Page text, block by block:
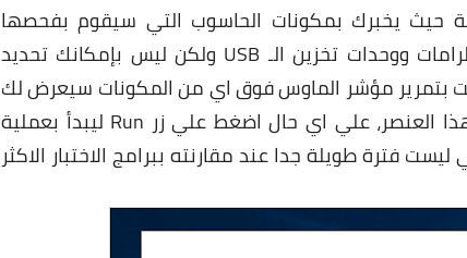
حيث يخبرك بمكونات الحاسوب التي سيقوم بفحصها
وإختبارها وهما المعالج والبطاقة الرسومية والهارد والرامات ووحدات تخزين الـ USB ولكن ليس بإمكانك تحديد
بتمرير مؤشر الماوس فوق اي من المكونات سيعرض لك
وصف علي الجانب الايمن يوضح كيف يتم عمل إختبار لهذا العنصر، علي اي حال اضغط علي زر Run ليبدأ بعملية
يستغرق ذلك من 5 إلى 10 دقائق وهي ليست فترة طويلة جدا عند مقارنته ببرامج الاختبار الاكثر